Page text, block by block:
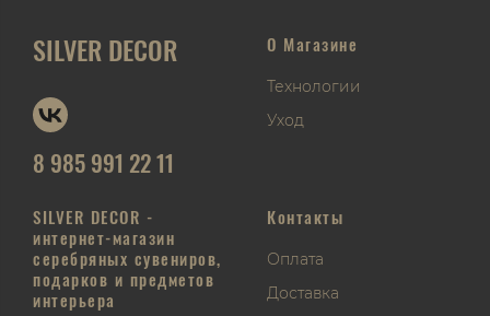
SILVER DECOR
8 985 991 22 11
О Магазине
Технологии
Уход
SILVER DECOR -
интернет-магазин
серебряных сувениров,
подарков и предметов
интерьера
Контакты
Оплата
Доставка